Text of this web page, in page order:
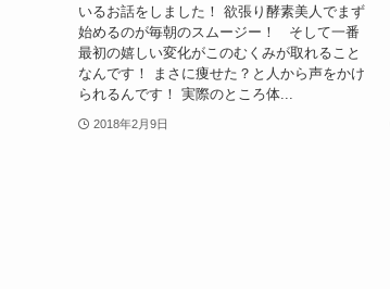
いるお話をしました！ 欲張り酵素美人でまず
始めるのが毎朝のスムージー！ そして一番
最初の嬉しい変化がこのむくみが取れること
なんです！ まさに痩せた？と人から声をかけ
られるんです！ 実際のところ体...
2018年2月9日